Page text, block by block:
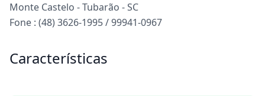
Monte Castelo - Tubarão - SC
Fone : (48) 3626-1995 / 99941-0967
Características